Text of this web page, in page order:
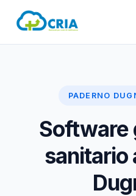
PADERNO
Software
sanitario